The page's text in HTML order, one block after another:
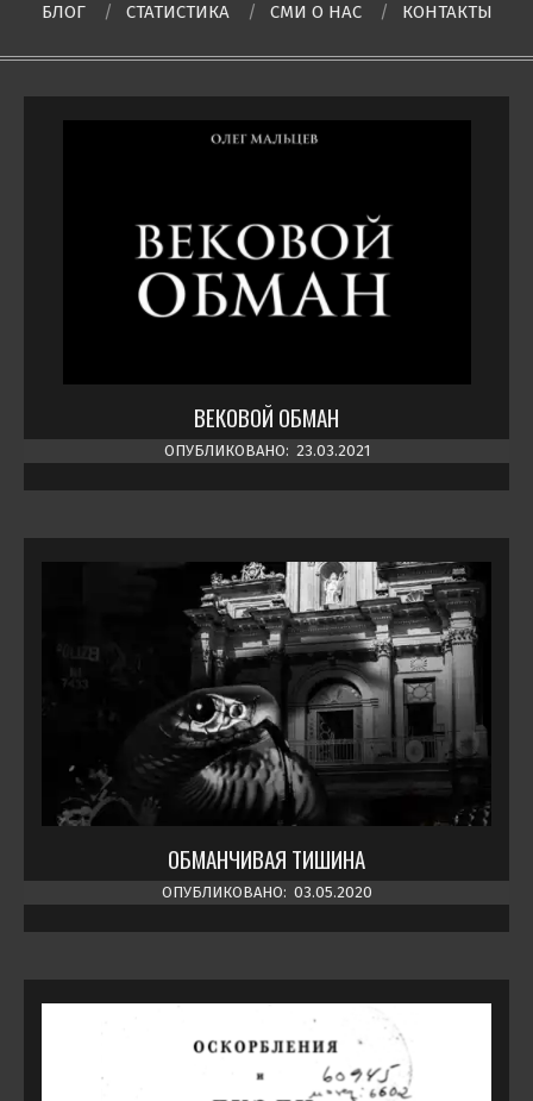
БЛОГ СТАТИСТИКА СМИ О НAC КОНТАКТЫ
ВЕКОВОЙ ОБМАН
ОПУБЛИКОВАНО: 23.03.2021
ОБМАНЧИВАЯ ТИШИНА
ОПУБЛИКОВАНО: 03.05.2020